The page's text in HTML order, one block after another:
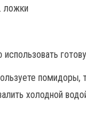
ложки
холодной